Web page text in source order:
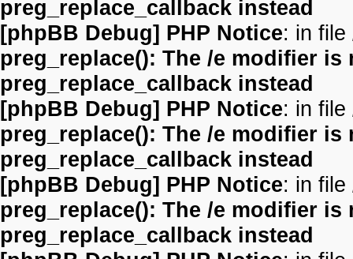
preg_replace_callback instead
[phpBB Debug] PHP Notice: in file
preg_replace(): The /e modifier
preg_replace_callback instead
[phpBB Debug] PHP Notice: in file
preg_replace(): The /e modifier
preg_replace_callback instead
[phpBB Debug] PHP Notice: in file
preg_replace(): The /e modifier
preg_replace_callback instead